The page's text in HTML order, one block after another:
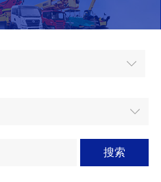
搜索